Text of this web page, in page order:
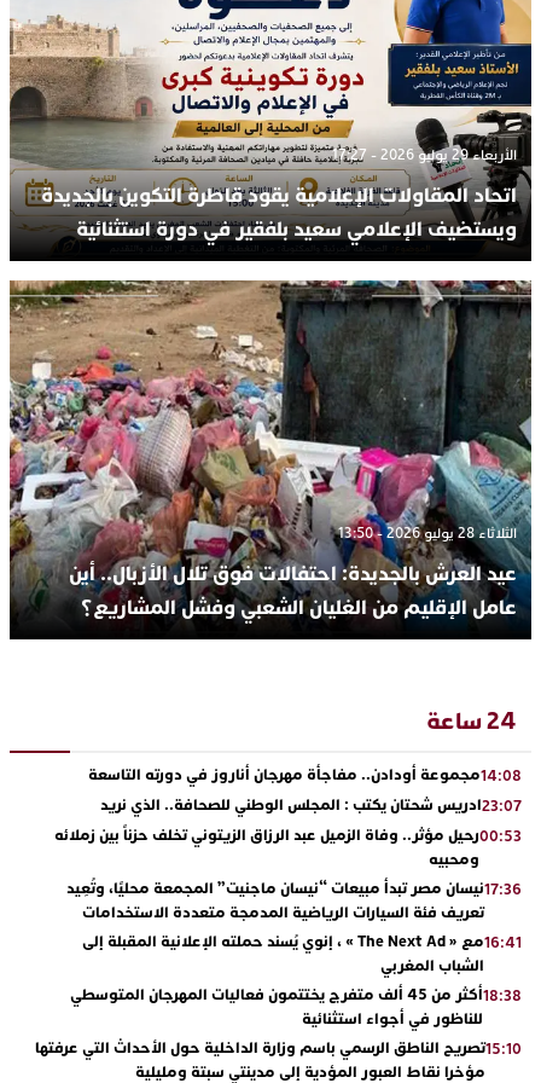
الأربعاء 29 يوليو 2026 - 17:27
اتحاد المقاولات الإعلامية يقود قاطرة التكوين بالجديدة
ويستضيف الإعلامي سعيد بلفقير في دورة استثنائية
الثلاثاء 28 يوليو 2026 - 13:50
عيد العرش بالجديدة: احتفالات فوق تلال الأزبال.. أين
عامل الإقليم من الغليان الشعبي وفشل المشاريع؟
24 ساعة
14:08مجموعة أودادن.. مفاجأة مهرجان أناروز في دورته التاسعة
23:07ادريس شحتان يكتب : المجلس الوطني للصحافة.. الذي نريد
00:53رحيل مؤثر.. وفاة الزميل عبد الرزاق الزيتوني تخلف حزناً بين زملائه
ومحبيه
17:36نيسان مصر تبدأ مبيعات “نيسان ماجنيت” المجمعة محليًا، وتُعِيد
تعريف فئة السيارات الرياضية المدمجة متعددة الاستخدامات
16:41
مع « The Next Ad » ، إنوي يُسند حملته الإعلانية المقبلة إلى
الشباب المغربي
18:38
أكثر من 45 ألف متفرج يختتمون فعاليات المهرجان المتوسطي
للناظور في أجواء استثنائية
15:10تصريح الناطق الرسمي باسم وزارة الداخلية حول الأحداث التي عرفتها
مؤخرا نقاط العبور المؤدية إلى مدينتي سبتة ومليلية